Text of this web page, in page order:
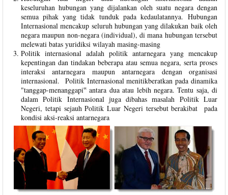
keseluruhan hubungan yang dijalankan oleh suatu negara dengan
semua pihak yang tidak tunduk pada kedaulatannya. Hubungan
Internasional mencakup seluruh hubungan yang dilakukan baik oleh
negara maupun non-negara (individual), di mana hubungan tersebut
melewati batas yuridiksi wilayah masing-masing
Politik internasional adalah politik antarnegara yang mencakup
kepentingan dan tindakan beberapa atau semua negara, serta proses
interaksi antarnegara maupun antarnegara dengan organisasi
internasional. Politik Internasional menitikberatkan pada dinamika
"tanggap-menanggapi‟ antara dua atau lebih negara. Tentu saja, di
dalam Politik Internasional juga dibahas masalah Politik Luar
Negeri, tetapi sejauh Politik Luar Negeri tersebut berakibat pada
kondisi aksi-reaksi antarnegara